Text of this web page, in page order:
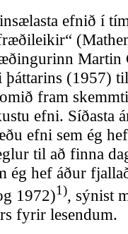
efnið í
Martin
þáttarins (1957)
fram
efni. Síðasta
efni sem ég
til að finna
ég hef áður
1972)1), sýnist
fyrir lesendum.